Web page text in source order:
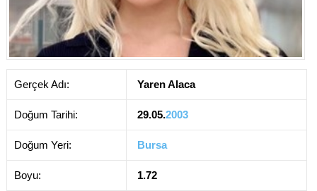
Gerçek Adı: Yaren Alaca
Doğum Tarihi: 29.05.2003
Doğum Yeri: Bursa
Boyu: 1.72